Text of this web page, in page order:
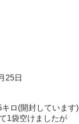
25日
ロ(開封しています)
1袋空けましたが